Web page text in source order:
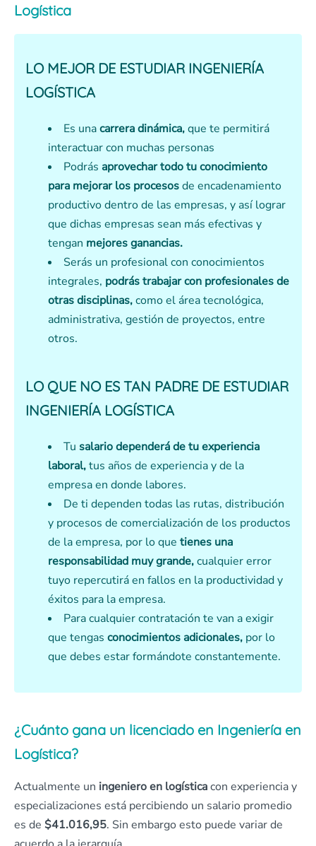
Logística
LO MEJOR DE ESTUDIAR INGENIERÍA
LOGÍSTICA
Es unacarrera dinámica,que te permitirá
interactuar con muchas personas
Podrás aprovechar todo tu conocimiento
para mejorar los procesosde encadenamiento
productivo dentro de las empresas, y así lograr
que dichas empresas sean más efectivas y
tengan mejores ganancias.
Serás un profesional con conocimientos
integrales, podrás trabajar con profesionales de
otras disciplinas,como el área tecnológica,
administrativa, gestión de proyectos, entre
otros.
LO QUE NO ES TAN PADRE DE ESTUDIAR
INGENIERÍA LOGÍSTICA
Tu salario dependerá de tu experiencia
laboral,tus años de experiencia y de la
empresa en donde labores.
De ti dependen todas las rutas, distribución
y procesos de comercialización de los productos
de la empresa, por lo que tienes una
responsabilidad muy grande,cualquier error
tuyo repercutirá en fallos en la productividad y
éxitos para la empresa.
Para cualquier contratación te van a exigir
que tengas conocimientos adicionales, por lo
que debes estar formándote constantemente.
¿Cuánto gana un licenciado en Ingeniería en
Logística?
Actualmente un ingeniero en logísticacon experiencia y
especializaciones está percibiendo un salario promedio
es de $41.016,95. Sin embargo esto puede variar de